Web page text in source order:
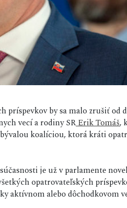
príspevkov by sa malo zrušiť od
vecí a rodiny SRErik Tomáš,
koalíciou, ktorá kráti
je už v parlamente
opatrovateľských
aktívnom alebo dôchodkovom